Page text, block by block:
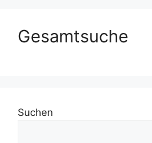
Gesamtsuche
Suchen